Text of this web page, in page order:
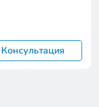
Консультация